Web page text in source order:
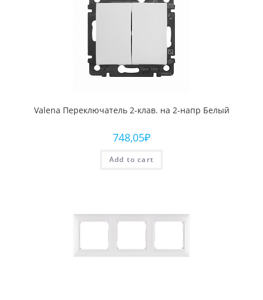
Valena Переключатель 2-клав. на 2-напр Белый
748,05₽
Add to cart